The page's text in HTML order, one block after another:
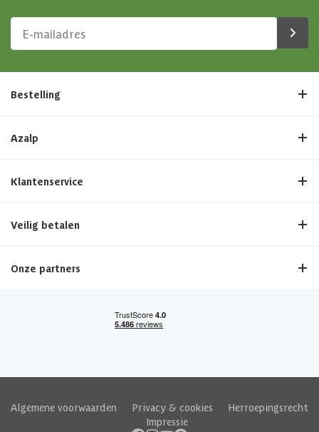
Bestelling
Azalp
Klantenservice
Veilig betalen
Onze partners
Algemene voorwaarden Privacy & cookies
Herroepingsrecht
Impressie